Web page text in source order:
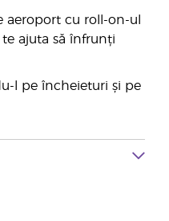
aeroport cu roll-on-ul
ajuta să înfrunți
l pe încheieturi și pe